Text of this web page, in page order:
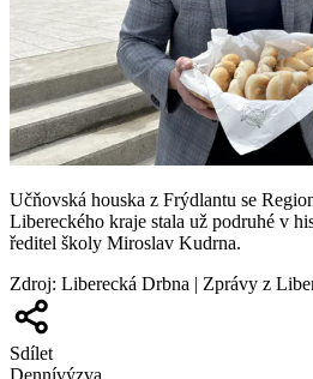
Učňovská houska z Frýdlantu se
Libereckého kraje stala už podruhé v
ředitel školy Miroslav Kudrna.
Zdroj: Liberecká Drbna | Zprávy z
Sdílet
Dennívýzva